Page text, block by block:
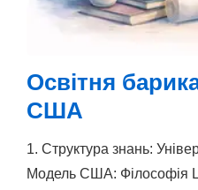
Освітня
США
1. Структура знань:
Модель США: Філософія